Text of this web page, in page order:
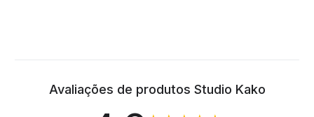
Avaliações de produtos Studio Kako